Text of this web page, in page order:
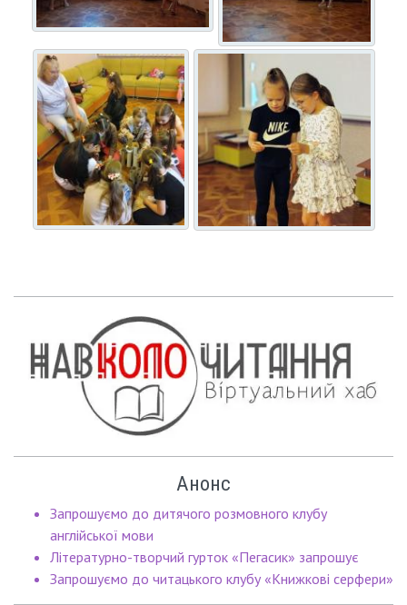
Анонс
Запрошуємо до дитячого розмовного клубу
англійської мови
Літературно-творчий гурток «Пегасик» запрошує
Запрошуємо до читацького клубу «Книжкові серфери»